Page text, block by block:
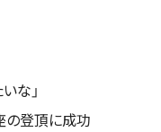
な」
の登頂に成功